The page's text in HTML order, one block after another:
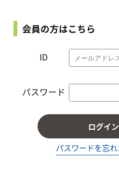
会員の方はこちら
ID
パスワード
ログイン
パスワードを忘